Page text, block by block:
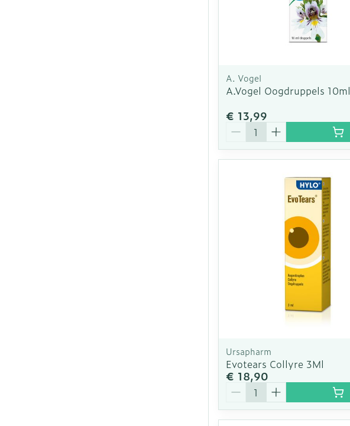
A. Vogel
A.Vogel Oogdruppels 10ml
€ 13,99
Aantal
Ursapharm
Evotears Collyre 3Ml
€ 18,90
Aantal